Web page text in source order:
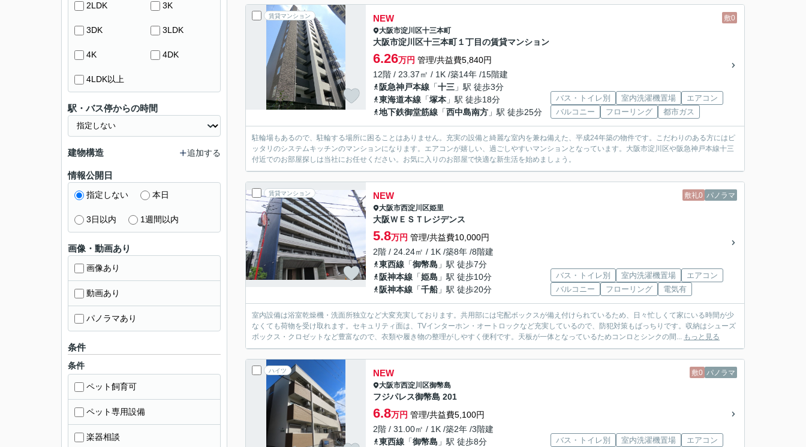
賃貸マンション 敷0
NEW
大阪市淀川区十三本町
大阪市淀川区十三本町１丁目の賃貸マンション
6.26万円 管理/共益費5,840円
12階 / 23.37㎡ / 1K /築14年 /15階建
阪急神戸本線 「十三 」駅 徒歩3分
東海道本線 「塚本 」駅 徒歩18分
地下鉄御堂筋線 「西中島南方 」駅 徒歩25分
バス・トイレ別 室内洗濯機置場
エアコン
バルコニー
フローリング 都市ガス
駐輪場もあるので、駐輪する場所に困ることはありません。充実の設備と綺麗な室内を兼ね備えた、平成24年築の物件です。こだわりのある方にはピ
ッタリのシステムキッチンのマンションになります。エアコンが嬉しい、過ごしやすいマンションとなっています。大阪市淀川区や阪急神戸本線十三
付近でのお部屋探しは当社にお任せください。お気に入りのお部屋で快適な新生活を始めましょう。
賃貸マンション 敷礼0 パノラマ
NEW
大阪市西淀川区姫里
大阪ＷＥＳＴレジデンス
5.8万円 管理/共益費10,000円
2階 / 24.24㎡ / 1K /築8年 /8階建
東西線 「御幣島 」駅 徒歩7分
阪神本線 「姫島 」駅 徒歩10分
阪神本線 「千船」駅 徒歩20分
バス・トイレ別 室内洗濯機置場
エアコン
バルコニー
フローリング 電気有
室内設備は浴室乾燥機・洗面所独立など大変充実しております。共用部には宅配ボックスが備え付けられているため、日々忙しくて家にいる時間が少
なくても荷物を受け取れます。セキュリティ面は、TVインターホン・オートロックなど充実しているので、防犯対策もばっちりです。収納はシューズ
ボックス・クロゼットなど豊富なので、衣類や履き物の整理がしやすく便利です。天板が一体となっているためコンロとシンクの間... もっと見る
ハイツ 敷0 パノラマ
NEW
大阪市西淀川区御幣島
フジパレス御幣島 201
6.8万円 管理/共益費5,100円
2階 / 31.00㎡ / 1K /築2年 /3階建
東西線 「御幣島 」駅 徒歩8分
バス・トイレ別 室内洗濯機置場
エアコン
2LDK 3K
3DK 3LDK
4K 4DK
4LDK以上
駅・バス停からの時間
建物構造 追加する
情報公開日
指定しない 本日
3日以内 1週間以内
画像・動画あり
画像あり
動画あり
パノラマあり
条件
条件
ペット飼育可
ペット専用設備
楽器相談